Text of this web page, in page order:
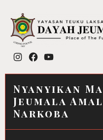
content
Dayah
Place of The Future Leader
Instagram
FacebookYouTube
Nyanyikan
Jeumala
Narkoba